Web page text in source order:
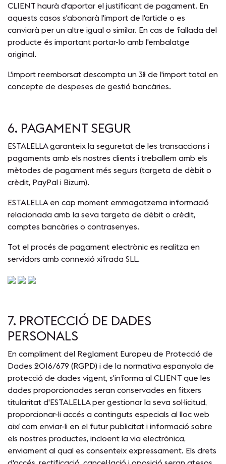
CLIENT haurà d'aportar el justificant de pagament. En
aquests casos s'abonarà l'import de l'article o es
canviarà per un altre igual o similar. En cas de fallada del
producte és important portar-lo amb l'embalatge
original.
L'import reemborsat descompta un 3% de l'import total en
concepte de despeses de gestió bancàries.
6. PAGAMENT SEGUR
ESTALELLA garanteix la seguretat de les transaccions i
pagaments amb els nostres clients i treballem amb els
mètodes de pagament més segurs (targeta de dèbit o
crèdit, PayPal i Bizum).
ESTALELLA en cap moment emmagatzema informació
relacionada amb la seva targeta de dèbit o crèdit,
comptes bancàries o contrasenyes.
Tot el procés de pagament electrònic es realitza en
servidors amb connexió xifrada SLL.
7. PROTECCIÓ DE DADES
PERSONALS
En compliment del Reglament Europeu de Protecció de
Dades 2016/679 (RGPD) i de la normativa espanyola de
protecció de dades vigent, s'informa al CLIENT que les
dades proporcionades seran conservades en fitxers
titularitat d'ESTALELLA per gestionar la seva sol·licitud,
proporcionar-li accés a continguts especials al lloc web
així com enviar-li en el futur publicitat i informació sobre
els nostres productes, incloent la via electrònica,
enviament al qual es consenteix expressament. Els drets